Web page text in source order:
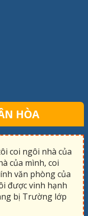
HÒA
coi ngôi nhà của
của mình, coi
văn phòng của
được vinh hạnh
bị Trường lớp